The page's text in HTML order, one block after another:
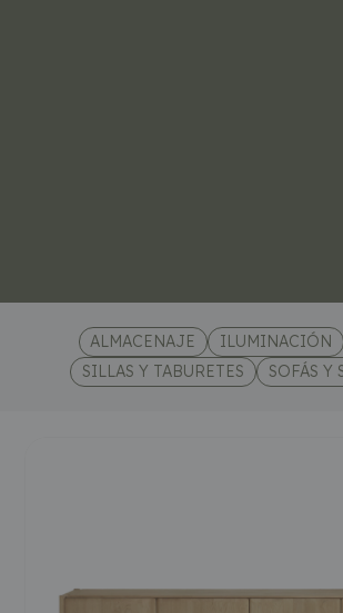
ALMACENAJE ILUMINACIÓN
SILLAS Y TABURETES
SOFÁS Y